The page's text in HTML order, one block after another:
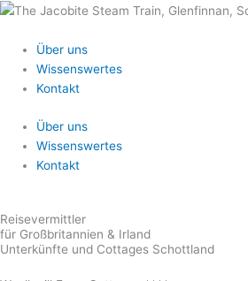
Zum
springenÜber uns
Wissenswertes
Kontakt
Über uns
Wissenswertes
Kontakt
Reisevermittler
für Großbritannien & Irland
Unterkünfte und Cottages Schottland